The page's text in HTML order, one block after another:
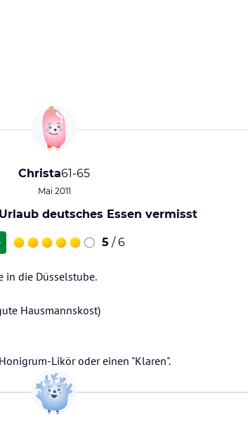
Christa61-65
Mai 2011
deutsches Essen vermisst
5 / 6
in die Düsselstube.
Hausmannskost)
Likör oder einen "Klaren".